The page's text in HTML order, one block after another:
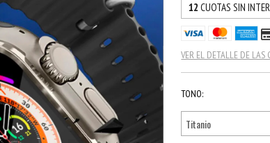
12 CUOTAS SIN
VER EL DETALLE DE LAS
TONO: